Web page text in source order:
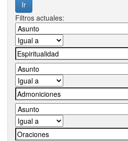
Filtros actuales: